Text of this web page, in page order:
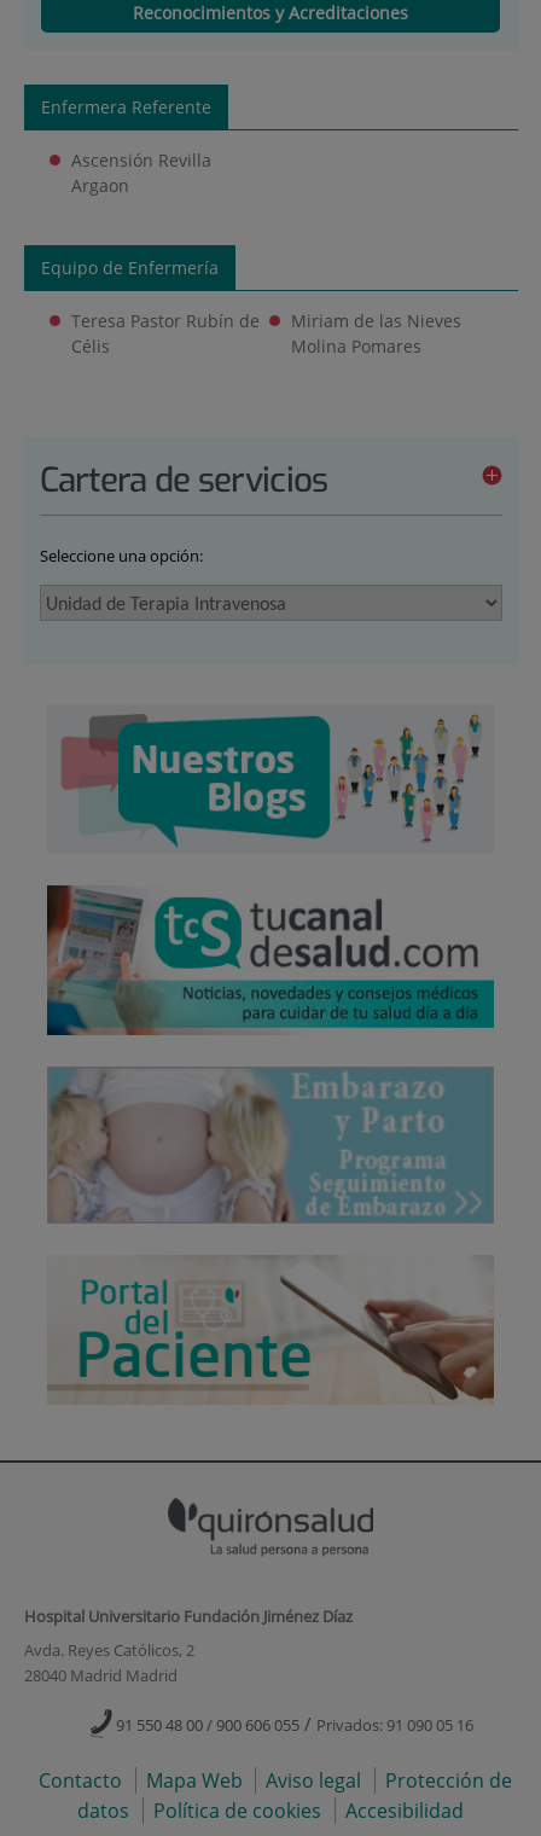
Reconocimientos y Acreditaciones
Enfermera Referente
Ascensión Revilla
Argaon
Equipo de Enfermería
Teresa Pastor Rubín de
Célis
Miriam de las Nieves
Molina Pomares
Cartera de servicios
Seleccione una opción:
Hospital Universitario Fundación Jiménez Díaz
Avda. Reyes Católicos, 2
28040 Madrid Madrid
91 550 48 00 / 900 606 055 / Privados: 91 090 05 16
Contacto Mapa Web Aviso legal
Protección de
datos
Política de cookies Accesibilidad